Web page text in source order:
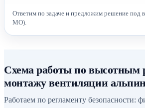
Ответим по задаче и предложим решение под
МО).
Схема работы по высотным
монтажу вентиляции
Работаем по регламенту безопасности: